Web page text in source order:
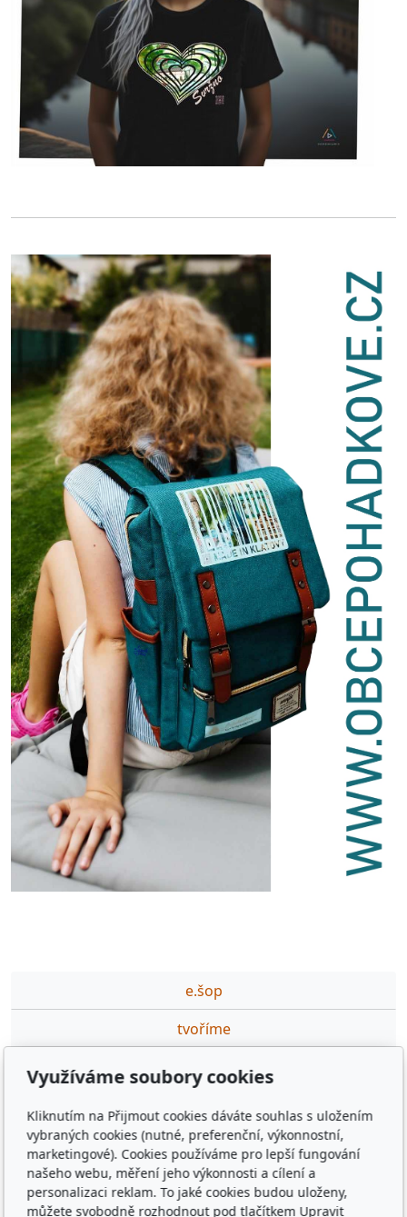
e.šop
tvoříme
podporujeme
ceník DTP,GFX prací
výuka·na·míru
Využíváme soubory cookies
Kliknutím na Přijmout cookies dáváte souhlas s uložením
vybraných cookies (nutné, preferenční, výkonnostní,
marketingové). Cookies používáme pro lepší fungování
našeho webu, měření jeho výkonnosti a cílení a
personalizaci reklam. To jaké cookies budou uloženy,
můžete svobodně rozhodnout pod tlačítkem Upravit